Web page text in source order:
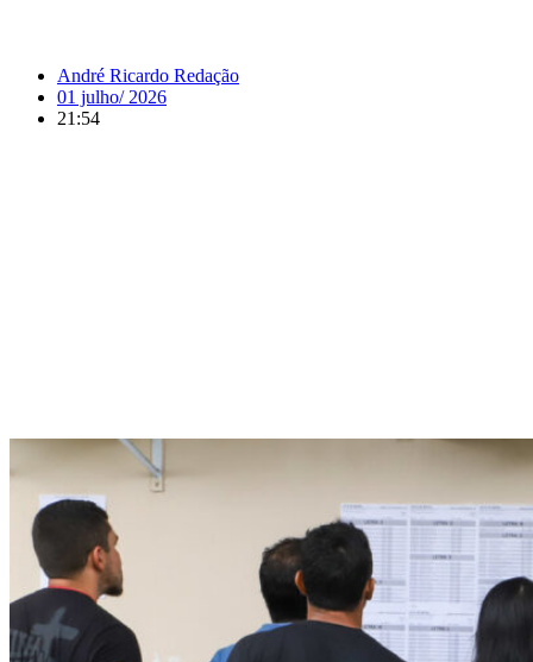
André Ricardo Redação
01 julho/ 2026
21:54